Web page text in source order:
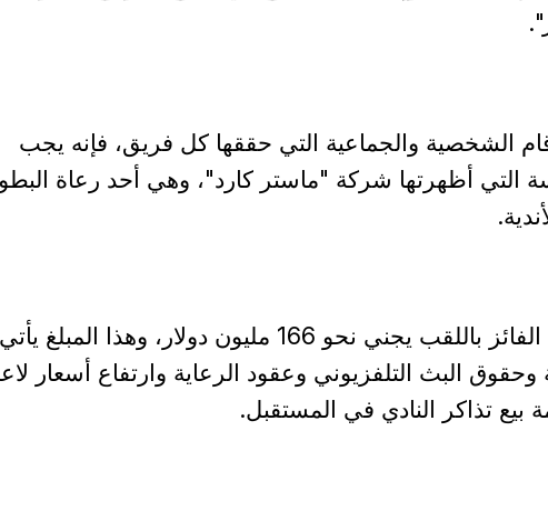
الشخصية والجماعية التي حققها كل فريق، فإنه يجب
التي أظهرتها شركة "ماستر كارد"، وهي أحد رعاة
وتقول الدراسة إن الفائز باللقب يجني نحو 166 مليون دولار، وهذا
وحقوق البث التلفزيوني وعقود الرعاية وارتفاع أسعار
بيع تذاكر النادي في المستقبل.